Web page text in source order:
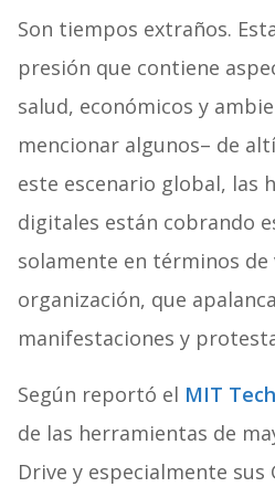
Son tiempos extraños.
presión que contiene
salud, económicos y
mencionar algunos– de
este escenario global, las
digitales están cobrando
solamente en términos
organización, que
manifestaciones y
Según reportó el MIT
de las herramientas de
Drive y especialmente sus